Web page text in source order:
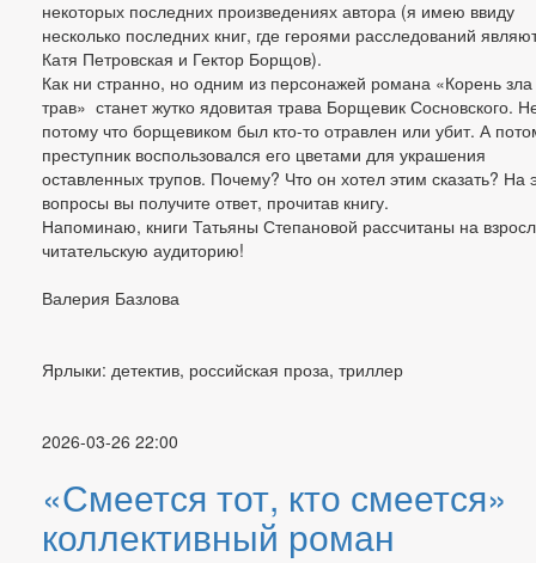
некоторых последних произведениях автора (я имею ввиду
несколько последних книг, где героями расследований
Катя Петровская и Гектор Борщов).
Как ни странно, но одним из персонажей романа «Корень
трав» станет жутко ядовитая трава Борщевик Сосновского.
потому что борщевиком был кто-то отравлен или убит. А
преступник воспользовался его цветами для украшения
оставленных трупов. Почему? Что он хотел этим сказать? На
вопросы вы получите ответ, прочитав книгу.
Напоминаю, книги Татьяны Степановой рассчитаны на
читательскую аудиторию!
Валерия Базлова
Ярлыки: детектив, российская проза, триллер
2026-03-26 22:00
«Смеется тот, кто смеется»
коллективный роман